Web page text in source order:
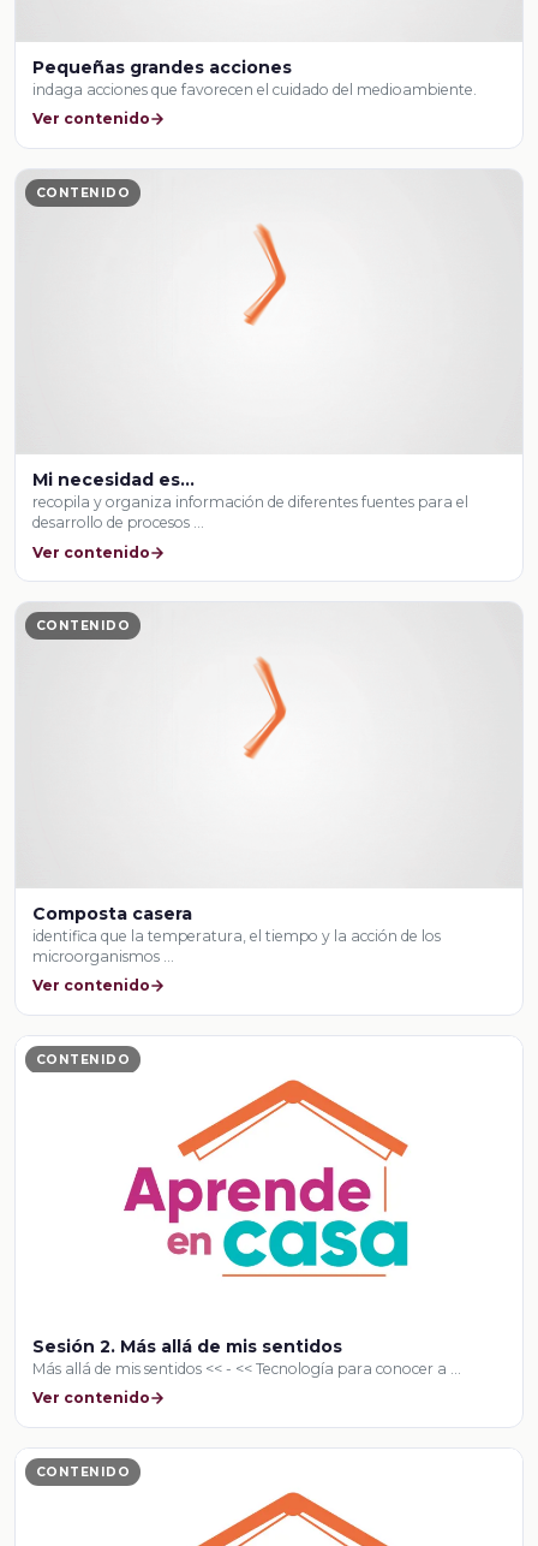
Pequeñas grandes acciones
indaga acciones que favorecen el cuidado del medioambiente.
Ver contenido
CONTENIDO
Mi necesidad es…
recopila y organiza información de diferentes fuentes para el
desarrollo de procesos …
Ver contenido
CONTENIDO
Composta casera
identifica que la temperatura, el tiempo y la acción de los
microorganismos …
Ver contenido
CONTENIDO
Sesión 2. Más allá de mis sentidos
Más allá de mis sentidos << - << Tecnología para conocer a …
Ver contenido
CONTENIDO